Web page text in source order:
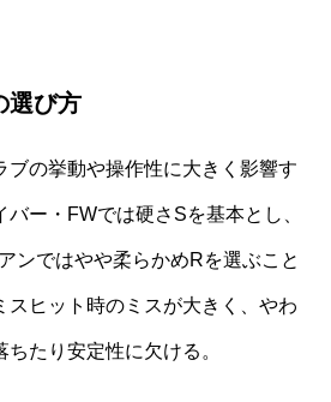
選び方
ブの挙動や操作性に大きく影響す
ー・FWでは硬さSを基本とし、
ンではやや柔らかめRを選ぶこと
スヒット時のミスが大きく、やわ
たり安定性に欠ける。